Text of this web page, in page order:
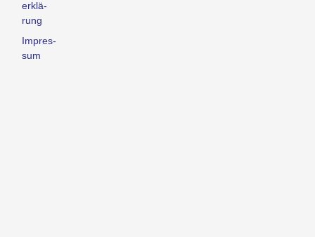
er­klä­
rung
Impres­
sum